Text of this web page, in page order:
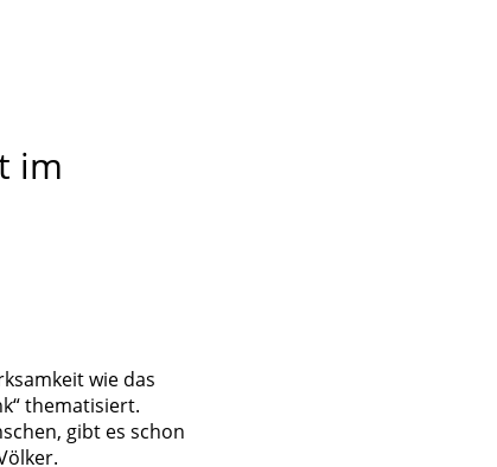
im
wie das
thematisiert.
gibt es schon